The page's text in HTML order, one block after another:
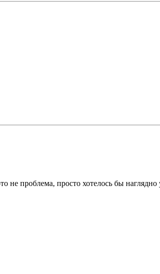
проблема, просто хотелось бы наглядно